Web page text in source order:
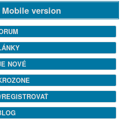
version
NOVÉ